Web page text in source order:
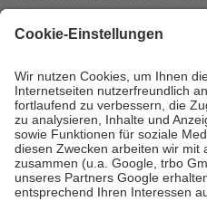
mit.
Grundsätzlich leisten Mitglieder
höchstens zehn Euro.
Es sind
Kosten der Leistung zu entrichten.
Diese Regeln gelten
Bei Heilmitteln und häuslicher
Zuzahlung zehn Prozent der
Verordnung.
Um das Engagement der
stärken und die besondere